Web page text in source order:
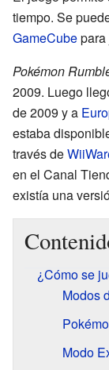
tiempo. Se
GameCubepara
Pokémon
2009. Luego
de 2009 y a
estaba
través de
en el Canal
existía una
¿Cómo se
Modos
Modo